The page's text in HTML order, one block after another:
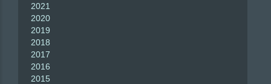
2021
2020
2019
2018
2017
2016
2015